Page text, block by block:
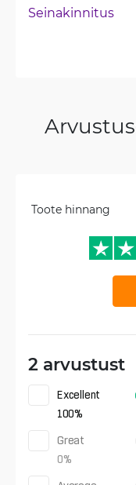
Seinakinnitus
Toote hinnang
2 arvustust
Excellent
100%
Great
0%